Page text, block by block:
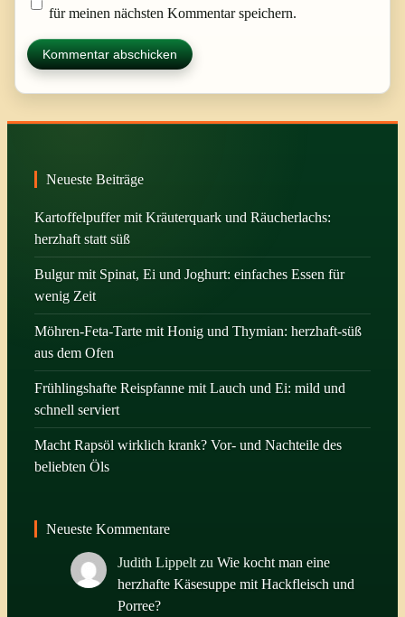
für meinen nächsten Kommentar speichern.
Neueste Beiträge
Kartoffelpuffer mit Kräuterquark und Räucherlachs:
herzhaft statt süß
Bulgur mit Spinat, Ei und Joghurt: einfaches Essen für
wenig Zeit
Möhren-Feta-Tarte mit Honig und Thymian: herzhaft-süß
aus dem Ofen
Frühlingshafte Reispfanne mit Lauch und Ei: mild und
schnell serviert
Macht Rapsöl wirklich krank? Vor- und Nachteile des
beliebten Öls
Neueste Kommentare
Judith Lippelt zu Wie kocht man eine
herzhafte Käsesuppe mit Hackfleisch und
Porree?